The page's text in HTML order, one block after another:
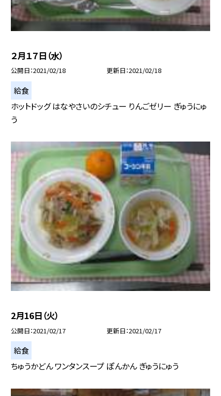
２月１７日（水）
公開日 2021/02/18 更新日 2021/02/18
給食
ホットドッグ はなやさいのシチュー りんごゼリー ぎゅうにゅ
う
2月16日（火）
公開日 2021/02/17 更新日 2021/02/17
給食
ちゅうかどん ワンタンスープ ぽんかん ぎゅうにゅう